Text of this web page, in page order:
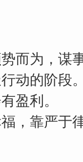
而为，谋
动的阶段
盈利。
，靠严于